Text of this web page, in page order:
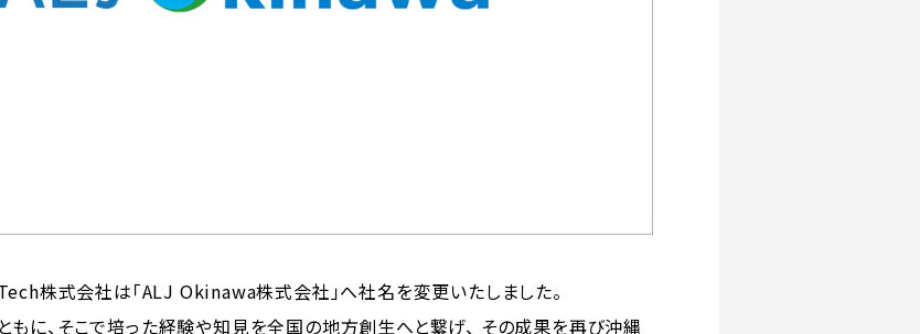
株式会社は「ALJ Okinawa株式会社」へ社名を変更いたしました。
もに、そこで培った経験や知見を全国の地方創生へと繋げ、 その成果を再び沖縄